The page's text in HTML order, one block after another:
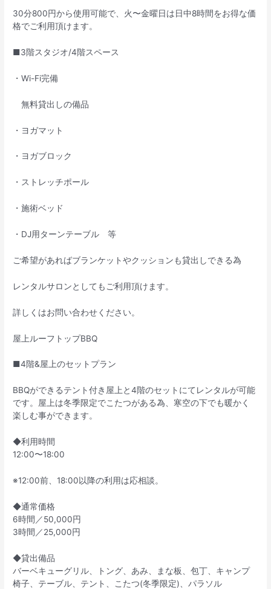
30分800円から使用可能で、火〜金曜日は日中8時間をお得な価
格でご利用頂けます。
■3階スタジオ/4階スペース
・Wi-Fi完備
無料貸出しの備品
・ヨガマット
・ヨガブロック
・ストレッチポール
・施術ベッド
・DJ用ターンテーブル 等
ご希望があればブランケットやクッションも貸出しできる為
レンタルサロンとしてもご利用頂けます。
詳しくはお問い合わせください。
屋上ルーフトップBBQ
■4階&屋上のセットプラン
BBQができるテント付き屋上と4階のセットにてレンタルが可能
です。屋上は冬季限定でこたつがある為、寒空の下でも暖かく
楽しむ事ができます。
◆利用時間
12:00〜18:00
※12:00前、18:00以降の利用は応相談。
◆通常価格
6時間／50,000円
3時間／25,000円
◆貸出備品
バーベキューグリル、トング、あみ、まな板、包丁、キャンプ
椅子、テーブル、テント、こたつ(冬季限定)、パラソル